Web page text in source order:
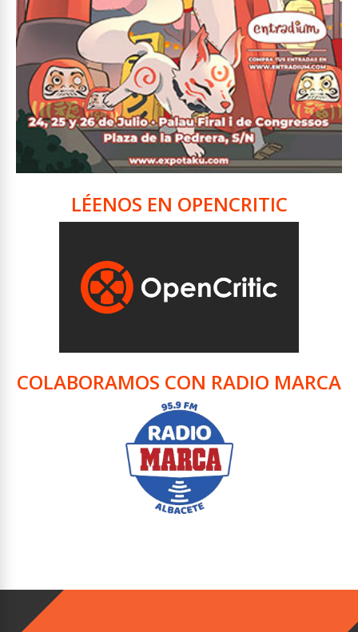
LÉENOS EN OPENCRITIC
COLABORAMOS CON RADIO MARCA